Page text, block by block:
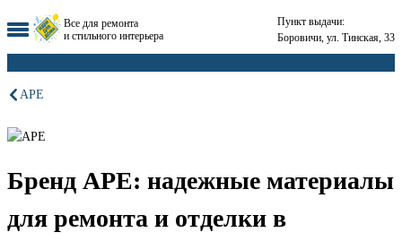
Все для ремонта
и стильного интерьера
Пункт выдачи:
Боровичи, ул. Тинская, 33
APE
Бренд APE: надежные материалы
для ремонта и отделки в